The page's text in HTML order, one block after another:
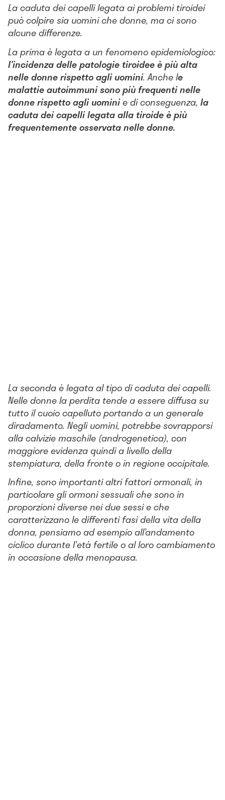
La caduta dei capelli legata ai problemi tiroidei
può colpire sia uomini che donne, ma ci sono
alcune differenze.
La prima è legata a un fenomeno epidemiologico:
l'incidenza delle patologie tiroidee è più alta
nelle donne rispetto agli uomini. Anche le
malattie autoimmuni sono più frequenti nelle
donne rispetto agli uominie di conseguenza, la
caduta dei capelli legata alla tiroide è più
frequentemente osservata nelle donne.
La seconda è legata al tipo di caduta dei capelli.
Nelle donne la perdita tende a essere diffusa su
tutto il cuoio capelluto portando a un generale
diradamento. Negli uomini, potrebbe sovrapporsi
alla calvizie maschile (androgenetica), con
maggiore evidenza quindi a livello della
stempiatura, della fronte o in regione occipitale.
Infine, sono importanti altri fattori ormonali, in
particolare gli ormoni sessuali che sono in
proporzioni diverse nei due sessi e che
caratterizzano le differenti fasi della vita della
donna, pensiamo ad esempio all’andamento
ciclico durante l'età fertile o al loro cambiamento
in occasione della menopausa.